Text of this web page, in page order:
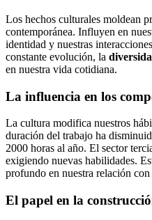
Los hechos culturales moldean
contemporánea. Influyen en
identidad y nuestras
constante evolución, la
en nuestra vida cotidiana.
La influencia en los
La cultura modifica nuestros
duración del trabajo ha
2000 horas al año. El sector
exigiendo nuevas habilidades.
profundo en nuestra relación
El papel en la